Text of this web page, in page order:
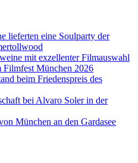
lieferten eine Soulparty der
mit exzellenter Filmauswahl
Filmfest München 2026
beim Friedenspreis des
bei Alvaro Soler in der
München an den Gardasee